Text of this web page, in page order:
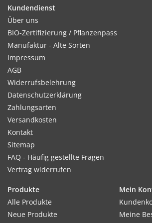
Kultur:
Gleichmäßig und breitwürfig ausbringen.
Standort:
Sonnig bis halbschattig. Humoser,
Gartenboden. Spätere Düngung fördert
Ernte / Blüte:
Blütezeit ab Juni. Nacheinander abblühend
ganzjährige, schöne Sommerflor bis zum
Verwendung:
Ein Blickfang mit vielen bunten Blumen
Kundendienst
Über uns
BIO-Zertifizierung / Pflanzenpass
Manufaktur - Alte Sorten
Impressum
AGB
Widerrufsbelehrung
Datenschutzerklärung
Zahlungsarten
Versandkosten
Kontakt
Sitemap
FAQ - Häufig gestellte Fragen
Vertrag widerrufen
Produkte
Alle Produkte
Neue Produkte
Mein
Meine